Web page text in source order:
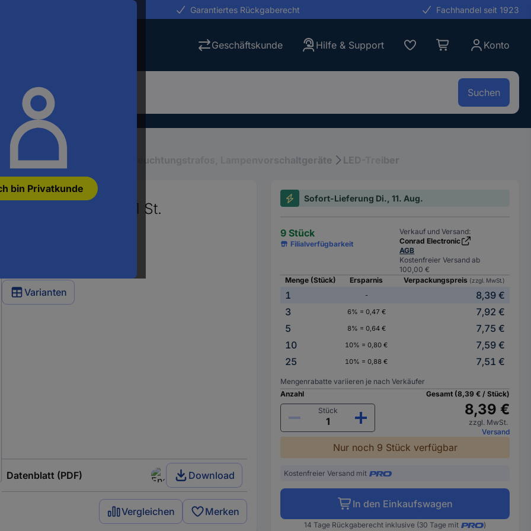
bin Privatkunde
Garantiertes Rückgaberecht Fachhandel seit 1923
Geschäftskunde Hilfe & Support Konto
Suchen
Leuchtenzubehör Beleuchtungstrafos, Lampenvorschaltgeräte LED-Treiber
0.5 A 2 - 45 V 1 St.
Varianten
Datenblatt (PDF) Download
Vergleichen Merken
Sofort-Lieferung Di., 11. Aug.
9 Stück
Filialverfügbarkeit
Verkauf und Versand:
Conrad Electronic
AGB
Kostenfreier Versand ab
100,00 €
Menge (Stück)
Ersparnis Verpackungspreis (zzgl. MwSt.)
1 -
8,39 €
3
6% = 0,47 €
7,92 €
5
8% = 0,64 €
7,75 €
10
10% = 0,80 €
7,59 €
25
10% = 0,88 € 7,51 €
Mengenrabatte variieren je nach Verkäufer
Anzahl
Stück
Gesamt (8,39 € / Stück)
8,39 €
zzgl. MwSt.
Versand
Nur noch 9 Stück verfügbar
Kostenfreier Versand mit
In den Einkaufswagen
14 Tage Rückgaberecht inklusive (30 Tage mit )